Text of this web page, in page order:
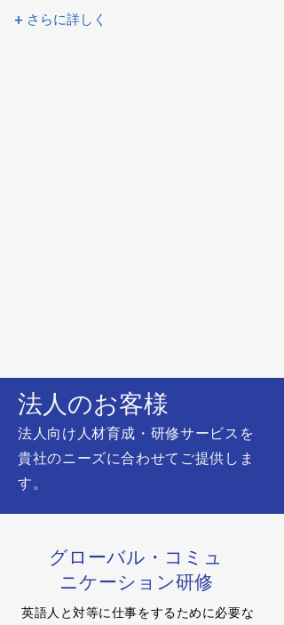
+ さらに詳しく
法人のお客様
法人向け人材育成・研修サービスを
貴社のニーズに合わせてご提供しま
す。
グローバル・コミュ
ニケーション研修
英語人と対等に仕事をするために必要な